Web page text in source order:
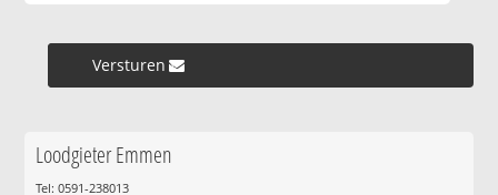
Versturen »
Loodgieter Emmen
Tel: 0591-238013